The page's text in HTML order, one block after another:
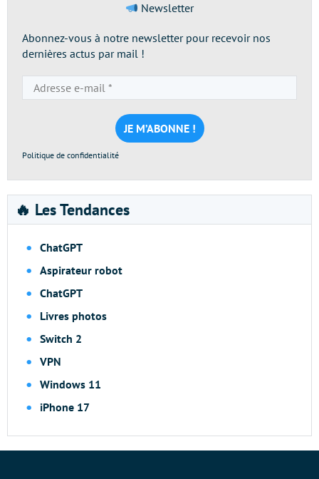
Newsletter
Abonnez-vous à notre newsletter pour recevoir nos
dernières actus par mail !
e-
mail
*
Politique de confidentialité
🔥 Les Tendances
ChatGPT
Aspirateur robot
ChatGPT
Livres photos
Switch 2
VPN
Windows 11
iPhone 17